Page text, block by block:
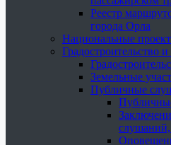
Реестр
города Орла
Национальные
Градостроительство
Земельные
Публичные